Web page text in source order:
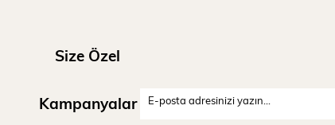
Size Özel
Kampanyalar